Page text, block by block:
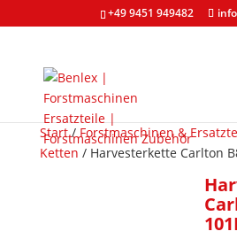
+49 9451 949482
Start/Forstmaschinen &
Ketten / Harvesterkette Carlton